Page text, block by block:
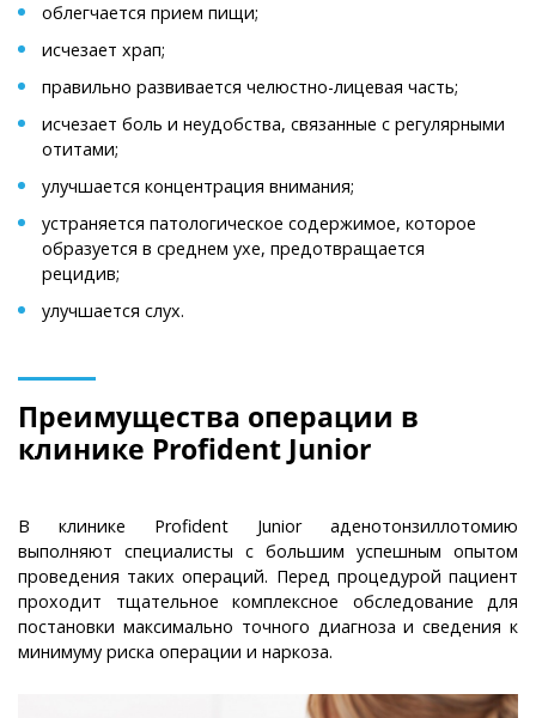
облегчается прием пищи;
исчезает храп;
правильно развивается челюстно-лицевая часть;
исчезает боль и неудобства, связанные с регулярными
отитами;
улучшается концентрация внимания;
устраняется патологическое содержимое, которое
образуется в среднем ухе, предотвращается
рецидив;
улучшается слух.
Преимущества операции в
клинике Profident Junior
В клинике Profident Junior аденотонзиллотомию
выполняют специалисты с большим успешным опытом
проведения таких операций. Перед процедурой пациент
проходит тщательное комплексное обследование для
постановки максимально точного диагноза и сведения к
минимуму риска операции и наркоза.